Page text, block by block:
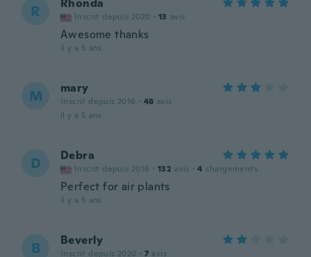
R Rhonda
Inscrit depuis 2020 · 13 avis
Awesome thanks
il y a 5 ans
M mary
Inscrit depuis 2016 · 48 avis
il y a 5 ans
D Debra
Inscrit depuis 2016 · 132 avis · 4 chargements
Perfect for air plants
il y a 5 ans
B Beverly
Inscrit depuis 2020 · 7 avis